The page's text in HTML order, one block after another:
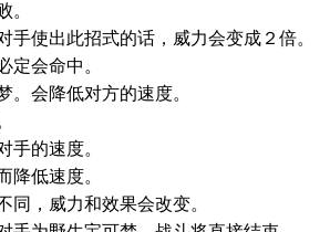
。
使出此招式的话，威力会变成２倍。
定会命中。
。会降低对方的速度。
手的速度。
降低速度。
，威力和效果会改变。